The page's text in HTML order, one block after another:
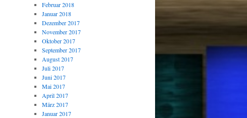
Februar 2018
Januar 2018
Dezember 2017
November 2017
Oktober 2017
September 2017
August 2017
Juli 2017
Juni 2017
Mai 2017
April 2017
März 2017
Januar 2017